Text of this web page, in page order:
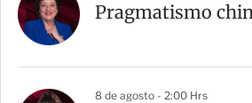
Pragmatismo
8 de agosto - 2:00 Hrs